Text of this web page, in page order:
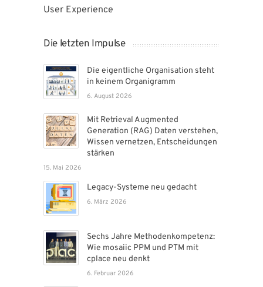
User Experience
Die letzten Impulse
Die eigentliche Organisation steht
in keinem Organigramm
6. August 2026
Mit Retrieval Augmented
Generation (RAG) Daten verstehen,
Wissen vernetzen, Entscheidungen
stärken
15. Mai 2026
Legacy-Systeme neu gedacht
6. März 2026
Sechs Jahre Methodenkompetenz:
Wie mosaiic PPM und PTM mit
cplace neu denkt
6. Februar 2026